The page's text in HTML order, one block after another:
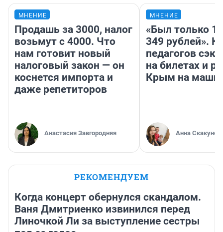
МНЕНИЕ
Продашь за 3000, налог
возьмут с 4000. Что
нам готовит новый
налоговый закон — он
коснется импорта и
даже репетиторов
Анастасия Завгородняя
МНЕНИЕ
«Был только
349 рублей».
педагогов
на билетах и
Крым на
Анна
РЕКОМЕНДУЕМ
Когда концерт обернулся скандалом.
Ваня Дмитриенко извинился перед
Линочкой Ли за выступление сестры